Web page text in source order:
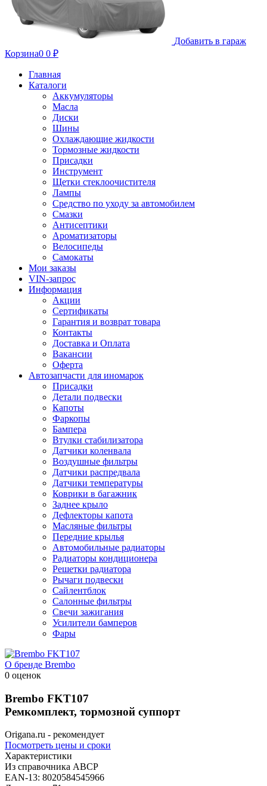
Добавить в гараж
Корзина0 0 ₽
Главная
Каталоги
Аккумуляторы
Масла
Диски
Шины
Охлаждающие жидкости
Тормозные жидкости
Присадки
Инструмент
Щетки стеклоочистителя
Лампы
Средство по уходу за автомобилем
Смазки
Антисептики
Ароматизаторы
Велосипеды
Самокаты
Мои заказы
VIN-запрос
Информация
Акции
Сертификаты
Гарантия и возврат товара
Контакты
Доставка и Оплата
Вакансии
Оферта
Автозапчасти для иномарок
Присадки
Детали подвески
Капоты
Фаркопы
Бампера
Втулки стабилизатора
Датчики коленвала
Воздушные фильтры
Датчики распредвала
Датчики температуры
Коврики в багажник
Заднее крыло
Дефлекторы капота
Масляные фильтры
Передние крылья
Автомобильные радиаторы
Радиаторы кондиционера
Решетки радиатора
Рычаги подвески
Сайлентблок
Салонные фильтры
Свечи зажигания
Усилители бамперов
Фары
О бренде Brembo
0 оценок
Brembo FKT107
Ремкомплект, тормозной суппорт
Origana.ru - рекомендует
Посмотреть цены и сроки
Характеристики
Из справочника ABCP
EAN-13: 8020584545966